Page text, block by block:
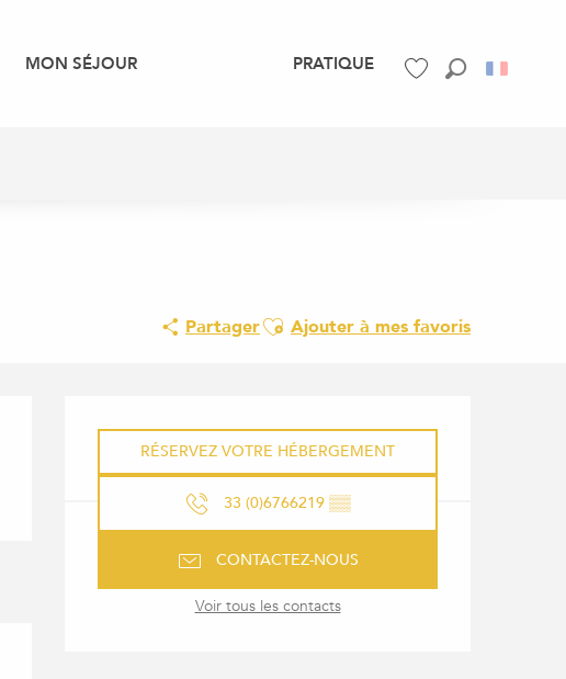
MON SÉJOUR PRATIQUE
PartagerAjouter aux favoris
Ajouter à mes favoris
RÉSERVEZ VOTRE HÉBERGEMENT
33 (0)6766219 ▒▒
CONTACTEZ-NOUS
Voir tous les contacts